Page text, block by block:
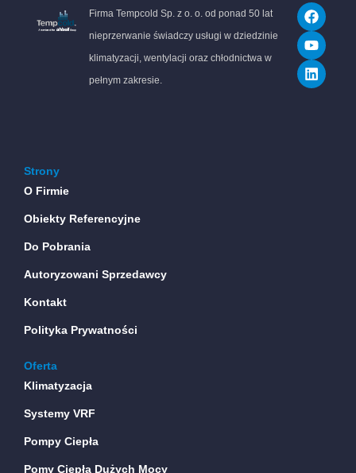
Firma Tempcold Sp. z o. o. od ponad 50 lat
nieprzerwanie świadczy usługi w dziedzinie
klimatyzacji, wentylacji oraz chłodnictwa w
pełnym zakresie.
F
a
c
e
b
o
Y
o
u
t
u
b
L
i
n
k
e
d
Strony
O Firmie
Obiekty Referencyjne
Do Pobrania
Autoryzowani Sprzedawcy
Kontakt
Polityka Prywatności
Oferta
Klimatyzacja
Systemy VRF
Pompy Ciepła
Pomy Ciepła Dużych Mocy